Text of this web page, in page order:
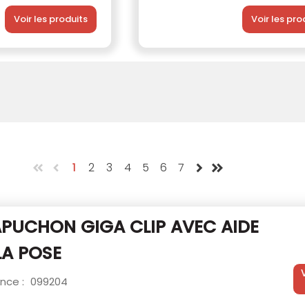
Voir les produits Voir les
1 2 3 4 5 6 7
GIGA CLIP AVEC AIDE
POSE
: 099204